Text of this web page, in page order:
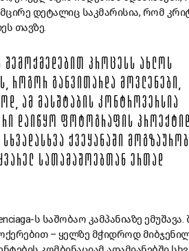
დეტალიც საკმარისია, რომ
თავზე.
ᲨᲔᲛᲝᲥᲛᲔᲓᲔᲑᲘᲗ ᲞᲠᲝᲪᲔᲡᲡ ᲐᲮᲚᲝᲡ
ᲠᲝᲒᲝᲠ ᲒᲐᲜᲕᲘᲗᲐᲠᲓᲐ ᲛᲝᲕᲚᲔᲜᲔᲑᲘ,
ᲐᲛ ᲛᲐᲡᲨᲢᲐᲑᲘᲡ ᲙᲝᲜᲢᲠᲝᲕᲔᲠᲡᲘᲐ
ᲓᲐᲘᲬᲧᲝ ᲤᲝᲢᲝᲒᲠᲐᲤᲘᲡ
ᲥᲕᲔᲧᲐᲜᲐᲨᲘ
ᲡᲐᲗᲐᲛᲐᲨᲝᲔᲑᲗᲐᲜ ᲔᲠᲗᲐᲓ
ს საშობაო კამპანიაზე
– ყელზე მჭიდროდ